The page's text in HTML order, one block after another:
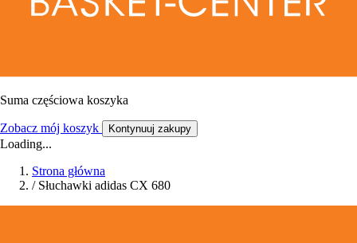
Suma częściowa koszyka
Zobacz mój koszyk Kontynuuj zakupy
Loading...
Strona główna
/ Słuchawki adidas CX 680